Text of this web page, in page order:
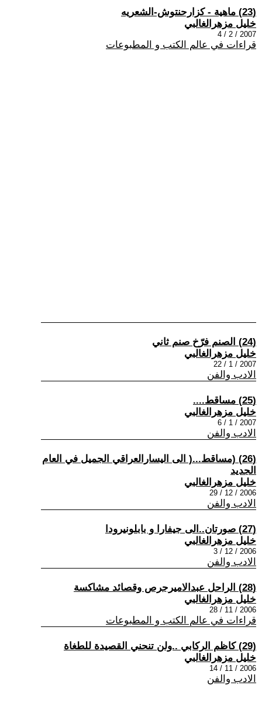
(23) ماهية - كزارحنتوش-الشعريه
خليل مزهرالغالبي
2007 / 2 / 4
قراءات في عالم الكتب و المطبوعات
(24) الصنم فرّخ صنم ثاني
خليل مزهرالغالبي
2007 / 1 / 22
الادب والفن
(25) مساقط....
خليل مزهرالغالبي
2007 / 1 / 6
الادب والفن
(26) (مساقط...( الى اليسارالعراقي الجميل في العام
الجديد
خليل مزهرالغالبي
2006 / 12 / 29
الادب والفن
(27) صورتان..الى جيفارا و بابلونيرودا
خليل مزهرالغالبي
2006 / 12 / 3
الادب والفن
(28) الراحل عبدالاميرجرص وقصائد مشاكسة
خليل مزهرالغالبي
2006 / 11 / 28
قراءات في عالم الكتب و المطبوعات
(29) كاظم الركابي ..ولن تنحني القصيدة للطغاة
خليل مزهرالغالبي
2006 / 11 / 14
الادب والفن